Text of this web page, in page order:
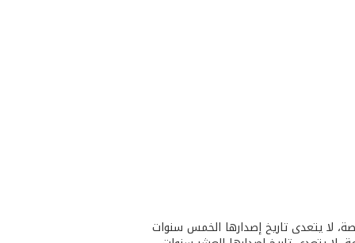
لا يتعدى تاريخ إصدارها الخمس سنوات